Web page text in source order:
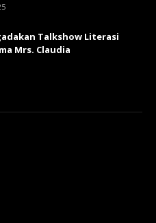
Talkshow Literasi
Mrs. Claudia